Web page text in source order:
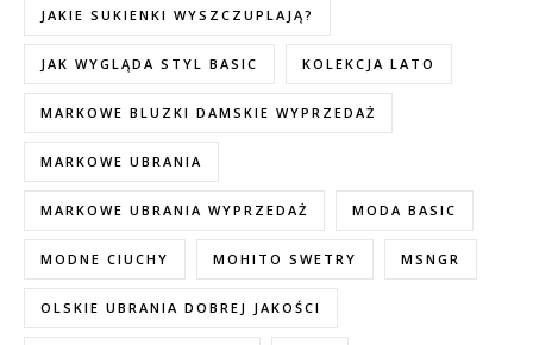
JAKIE SUKIENKI WYSZCZUPLAJĄ?
JAK WYGLĄDA STYL BASIC KOLEKCJA LATO
MARKOWE BLUZKI DAMSKIE WYPRZEDAŻ
MARKOWE UBRANIA
MARKOWE UBRANIA WYPRZEDAŻ MODA BASIC
MODNE CIUCHY MOHITO SWETRY MSNGR
OLSKIE UBRANIA DOBREJ JAKOŚCI